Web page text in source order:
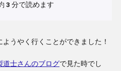
3 分で読めます
ようやく行くことができました！
道士さんのブログで見た時でし